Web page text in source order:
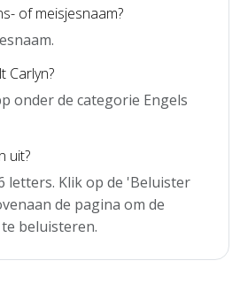
of meisjesnaam?
Carlyn?
onder de categorie Engels
uit?
letters. Klik op de 'Beluister
de pagina om de
beluisteren.